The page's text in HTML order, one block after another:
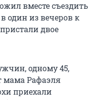
вместе съездить
один из вечеров к
двое
одному 45,
мама Рафаэля
приехали